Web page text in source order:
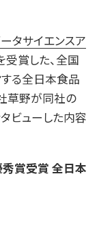
タサイエンスア
受賞した、全国
る全日本食品
草野が同社の
ビューした内容
秀賞受賞 全日本